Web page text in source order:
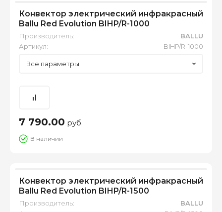
Конвектор электрический инфракрасный
Ballu Red Evolution BIHP/R-1000
Производитель:
BALLU
Артикул:
BIHP/R-1000
Все параметры
7 790.00 руб.
В наличии
Конвектор электрический инфракрасный
Ballu Red Evolution BIHP/R-1500
Производитель:
BALLU